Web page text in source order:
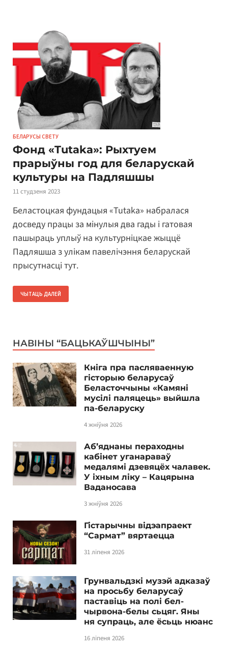
БЕЛАРУСЫ СВЕТУ
Фонд «Tutaka»: Рыхтуем
прарыўны год для беларускай
культуры на Падляшшы
11 студзеня 2023
Беластоцкая фундацыя «Tutaka» набралася
досведу працы за мінулыя два гады і гатовая
пашыраць уплыў на культурніцкае жыццё
Падляшша з улікам павелічэння беларускай
прысутнасці тут.
ЧЫТАЦЬ ДАЛЕЙ
НАВІНЫ “БАЦЬКАЎШЧЫНЫ”
Кніга пра пасляваенную
гісторыю беларусаў
Беласточчыны «Камяні
мусілі паляцець» выйшла
па-беларуску
4 жніўня 2026
Аб’яднаны пераходны
кабінет уганараваў
медалямі дзевяцёх чалавек.
У іхным ліку – Кацярына
Ваданосава
3 жніўня 2026
Гістарычны відэапраект
“Сармат” вяртаецца
31 ліпеня 2026
Грунвальдзкі музэй адказаў
на просьбу беларусаў
паставіць на полі бел-
чырвона-белы сьцяг. Яны
ня супраць, але ёсьць нюанс
16 ліпеня 2026